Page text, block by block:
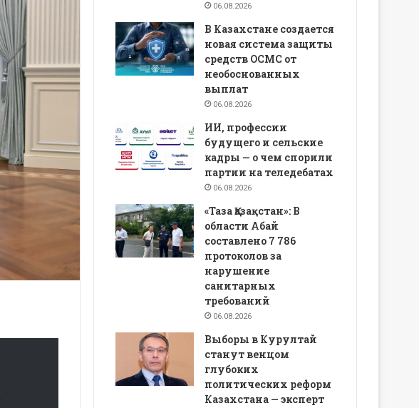
06.08.2026
В Казахстане создается
новая система защиты
средств ОСМС от
необоснованных
выплат
06.08.2026
ИИ, профессии
будущего и сельские
кадры — о чем спорили
партии на теледебатах
06.08.2026
«Таза Қазақстан»: В
области Абай
составлено 7 786
протоколов за
нарушение
санитарных
требований
06.08.2026
Выборы в Курултай
станут венцом
глубоких
политических реформ
Казахстана — эксперт